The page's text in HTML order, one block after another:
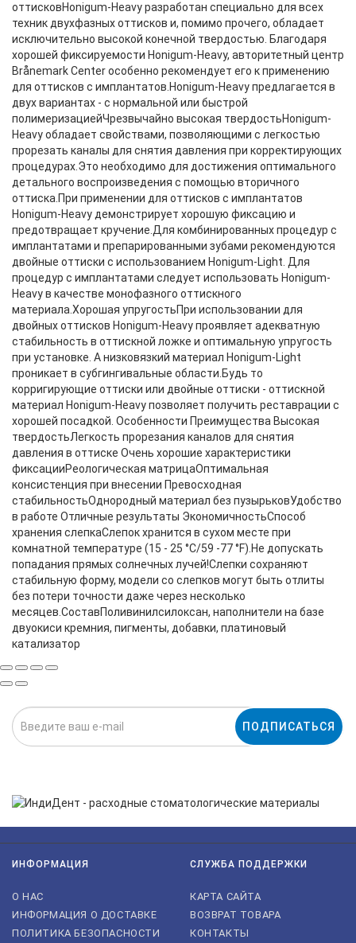
оттисковHonigum-Heavy разработан специально для всех
техник двухфазных оттисков и, помимо прочего, обладает
исключительно высокой конечной твердостью. Благодаря
хорошей фиксируемости Honigum-Heavy, авторитетный центр
Brånemark Center особенно рекомендует его к применению
для оттисков с имплантатов.Honigum-Heavy предлагается в
двух вариантах - с нормальной или быстрой
полимеризациейЧрезвычайно высокая твердостьHonigum-
Heavy обладает свойствами, позволяющими с легкостью
прорезать каналы для снятия давления при корректирующих
процедурах.Это необходимо для достижения оптимального
детального воспроизведения с помощью вторичного
оттиска.При применении для оттисков с имплантатов
Honigum-Heavy демонстрирует хорошую фиксацию и
предотвращает кручение.Для комбинированных процедур с
имплантатами и препарированными зубами рекомендуются
двойные оттиски с использованием Honigum-Light. Для
процедур с имплантатами следует использовать Honigum-
Heavy в качестве монофазного оттискного
материала.Хорошая упругостьПри использовании для
двойных оттисков Honigum-Heavy проявляет адекватную
стабильность в оттискной ложке и оптимальную упругость
при установке. А низковязкий материал Honigum-Light
проникает в субгингивальные области.Будь то
корригирующие оттиски или двойные оттиски - оттискной
материал Honigum-Heavy позволяет получить реставрации с
хорошей посадкой. Особенности Преимущества Высокая
твердостьЛегкость прорезания каналов для снятия
давления в оттиске Очень хорошие характеристики
фиксацииРеологическая матрицаОптимальная
консистенция при внесении Превосходная
стабильностьОднородный материал без пузырьковУдобство
в работе Отличные результаты ЭкономичностьСпособ
хранения слепкаСлепок хранится в сухом месте при
комнатной температуре (15 - 25 °C/59 -77 °F).Не допускать
попадания прямых солнечных лучей!Слепки сохраняют
стабильную форму, модели со слепков могут быть отлиты
без потери точности даже через несколько
месяцев.СоставПоливинилсилоксан, наполнители на базе
двуокиси кремния, пигменты, добавки, платиновый
катализатор
ПОДПИСАТЬСЯ
ИНФОРМАЦИЯ
О НАС
ИНФОРМАЦИЯ О ДОСТАВКЕ
ПОЛИТИКА БЕЗОПАСНОСТИ
СЛУЖБА ПОДДЕРЖКИ
КАРТА САЙТА
ВОЗВРАТ ТОВАРА
КОНТАКТЫ